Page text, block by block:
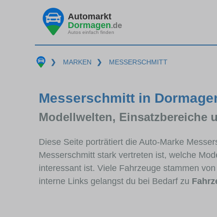
Automarkt
Dormagen.de
Autos einfach finden
❯ MARKEN ❯ MESSERSCHMITT
Messerschmitt in
Modellwelten, Einsatzbereiche
Diese Seite porträtiert die Auto-Marke
Messerschmitt stark vertreten ist, welche
interessant ist. Viele Fahrzeuge stammen
interne Links gelangst du bei Bedarf zu